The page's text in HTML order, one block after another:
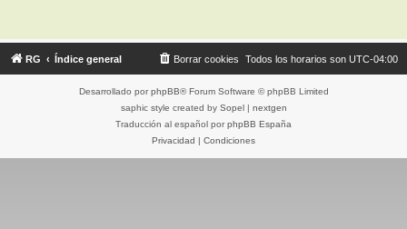
RG Índice general Todos los horarios son UTC-04:00
Borrar cookies
Desarrollado por phpBB® Forum Software © phpBB Limited
saphic style created by Sopel| nextgen
Traducción al español por phpBB España
Privacidad | Condiciones